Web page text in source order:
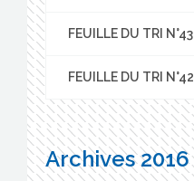
FEUILLE DU TRI N°43
FEUILLE DU TRI N°42
Archives 2016